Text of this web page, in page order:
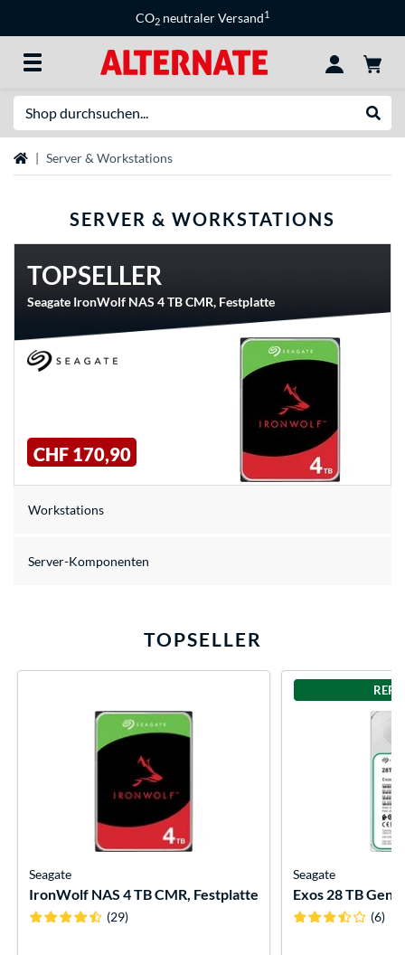
CO2 neutraler Versand1
StartseiteServer & Workstations
SERVER & WORKSTATIONS
TOPSELLER
Seagate IronWolf NAS 4 TB CMR, Festplatte
CHF 170,90
Workstations
Server-Komponenten
TOPSELLER
Seagate
IronWolf NAS 4 TB CMR, Festplatte
(29)
Seagate
Exos 28 TB
(6)